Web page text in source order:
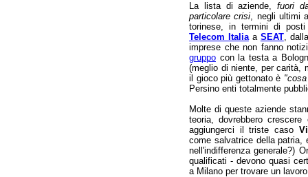
La lista di aziende,fuori
particolare crisi, negli ultimi
torinese, in termini di
Telecom Italiaa SEAT,
imprese che non fanno
gruppo con la testa a
(meglio di niente, per carità,
il gioco più gettonato è
Persino enti totalmente
Molte di queste aziende
teoria, dovrebbero
aggiungerci il triste caso
come salvatrice della patria,
nell'indifferenza generale?)
qualificati - devono quasi
a Milano per trovare un